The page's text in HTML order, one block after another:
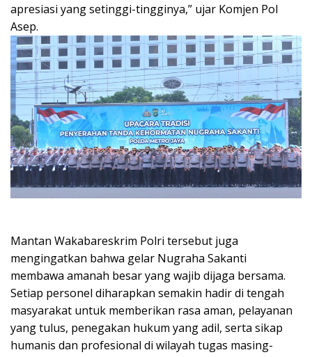
apresiasi yang setinggi-tingginya,” ujar Komjen Pol
Asep.
Mantan Wakabareskrim Polri tersebut juga
mengingatkan bahwa gelar Nugraha Sakanti
membawa amanah besar yang wajib dijaga bersama.
Setiap personel diharapkan semakin hadir di tengah
masyarakat untuk memberikan rasa aman, pelayanan
yang tulus, penegakan hukum yang adil, serta sikap
humanis dan profesional di wilayah tugas masing-